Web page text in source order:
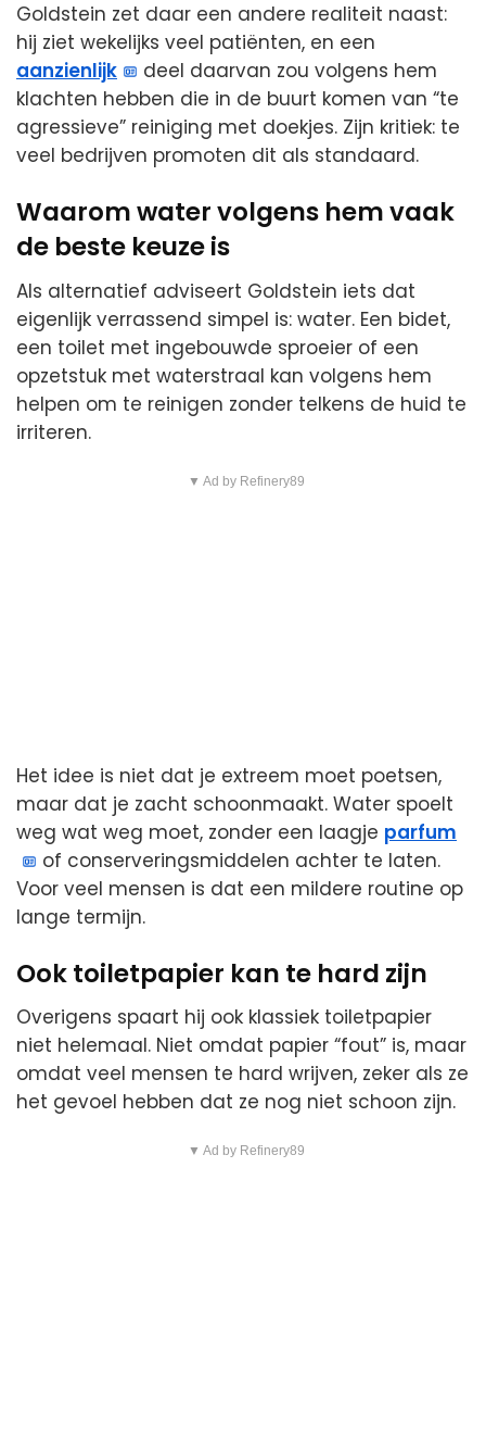
Goldstein zet daar een andere realiteit naast:
hij ziet wekelijks veel patiënten, en een
aanzienlijk
deel daarvan zou volgens hem
klachten hebben die in de buurt komen van “te
agressieve” reiniging met doekjes. Zijn kritiek: te
veel bedrijven promoten dit als standaard.
Waarom water volgens hem vaak
de beste keuze is
Als alternatief adviseert Goldstein iets dat
eigenlijk verrassend simpel is: water. Een bidet,
een toilet met ingebouwde sproeier of een
opzetstuk met waterstraal kan volgens hem
helpen om te reinigen zonder telkens de huid te
irriteren.
▼ Ad by Refinery89
Het idee is niet dat je extreem moet poetsen,
maar dat je zacht schoonmaakt. Water spoelt
weg wat weg moet, zonder een laagje parfum
of conserveringsmiddelen achter te laten.
Voor veel mensen is dat een mildere routine op
lange termijn.
Ook toiletpapier kan te hard zijn
Overigens spaart hij ook klassiek toiletpapier
niet helemaal. Niet omdat papier “fout” is, maar
omdat veel mensen te hard wrijven, zeker als ze
het gevoel hebben dat ze nog niet schoon zijn.
▼ Ad by Refinery89